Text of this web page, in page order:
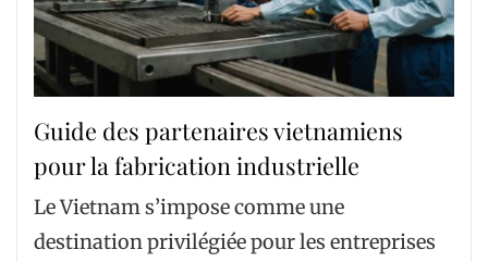
Guide des partenaires vietnamiens
pour la fabrication industrielle
Le Vietnam s’impose comme une
destination privilégiée pour les entreprises